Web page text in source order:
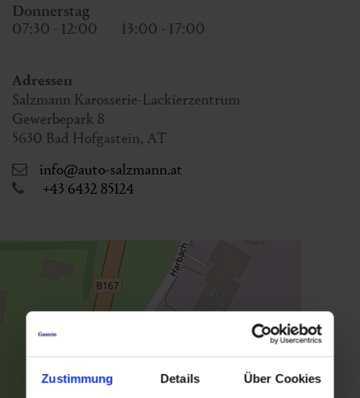
Zustimmung Details Über Cookies
Donnerstag
07:30 - 12:00
13:00 - 17:00
Adressen
Salzmann Karosserie-Lackierzentrum
Gewerbepark 8
5630 Bad Hofgastein, AT
info@auto-salzmann.at
+43 6432 85124